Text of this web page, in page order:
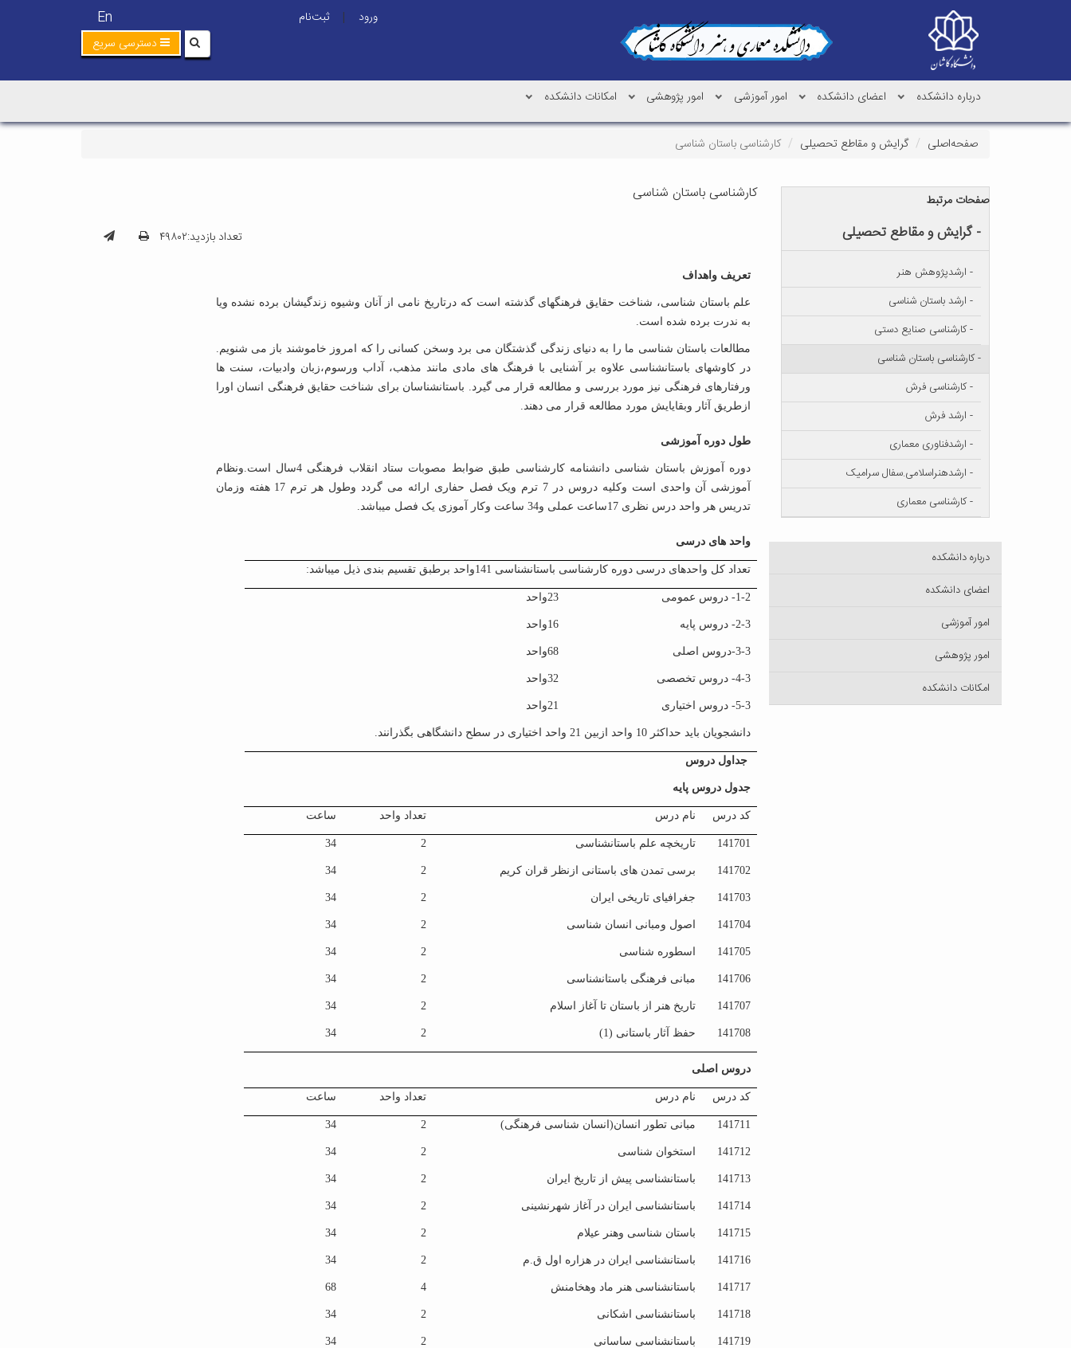
En ورود |
ثبت‌نام
دسترسی سریع
درباره دانشکده اعضای دانشکده امور آموزشی امور پژوهشی امکانات دانشکده
صفحه‌اصلی گرایش و مقاطع تحصیلی کارشناسی باستان شناسی
کارشناسی باستان شناسی
تعداد بازدید:۴۹۸۰۲
تعریف واهداف
علم باستان شناسی، شناخت حقایق فرهنگهای گذشته است که درتاریخ نامی از آنان وشیوه زندگیشان برده نشده ویا
به ندرت برده شده است.
مطالعات باستان شناسی ما را به دنیای زندگی گذشتگان می برد وسخن کسانی را که امروز خاموشند باز می شنویم.
در کاوشهای باستانشناسی علاوه بر آشنایی با فرهنگ های مادی مانند مذهب، آداب ورسوم،زبان وادبیات، سنت ها
ورفتارهای فرهنگی نیز مورد بررسی و مطالعه قرار می گیرد. باستانشناسان برای شناخت حقایق فرهنگی انسان اورا
ازطریق آثار وبقایایش مورد مطالعه قرار می دهند.
طول دوره آموزشی
دوره آموزش باستان شناسی دانشنامه کارشناسی طبق ضوابط مصوبات ستاد انقلاب فرهنگی 4سال است.ونظام
آموزشی آن واحدی است وکلیه دروس در 7 ترم ویک فصل حفاری ارائه می گردد وطول هر ترم 17 هفته وزمان
تدریس هر واحد درس نظری 17ساعت عملی و34 ساعت وکار آموزی یک فصل میباشد.
واحد های درسی
تعداد کل واحدهای درسی دوره کارشناسی باستانشناسی 141واحد برطبق تقسیم بندی ذیل میباشد:
1-2- دروس عمومی 23واحد
2-3- دروس پایه 16واحد
3-3-دروس اصلی 68واحد
4-3- دروس تخصصی 32واحد
5-3- دروس اختیاری 21واحد
دانشجویان باید حداکثر 10 واحد ازبین 21 واحد اختیاری در سطح دانشگاهی بگذرانند.
جداول دروس
جدول دروس پایه
کد درس نام درس تعداد واحد ساعت
141701 تاریخچه علم باستانشناسی 2
34
141702 برسی تمدن های باستانی ازنظر قران کریم 2
34
141703 جغرافیای تاریخی ایران 2
34
141704 اصول ومبانی انسان شناسی 2
34
141705 اسطوره شناسی 2
34
141706 مبانی فرهنگی باستانشناسی 2
34
141707 تاریخ هنر از باستان تا آغاز اسلام 2
34
141708 حفظ آثار باستانی (1) 2
34
دروس اصلی
کد درس نام درس تعداد واحد ساعت
141711 مبانی تطور انسان(انسان شناسی فرهنگی) 2
34
141712 استخوان شناسی 2
34
141713 باستانشناسی پیش از تاریخ ایران 2
34
141714 باستانشناسی ایران در آغاز شهرنشینی 2
34
141715 باستان شناسی وهنر عیلام 2
34
141716 باستانشناسی ایران در هزاره اول ق.م 2
34
141717 باستانشناسی هنر ماد وهخامنش 4
68
141718 باستانشناسی اشکانی 2
34
141719 باستانشناسی ساسانی 2
34
صفحات مرتبط
- گرایش و مقاطع تحصیلی
- ارشدپژوهش هنر
- ارشد باستان شناسی
- کارشناسی صنایع دستی
- کارشناسی باستان شناسی
- کارشناسی فرش
- ارشد فرش
- ارشدفناوری معماری
- ارشدهنراسلامی.سفال سرامیک
- کارشناسی معماری
درباره دانشکده
اعضای دانشکده
امور آموزشی
امور پژوهشی
امکانات دانشکده